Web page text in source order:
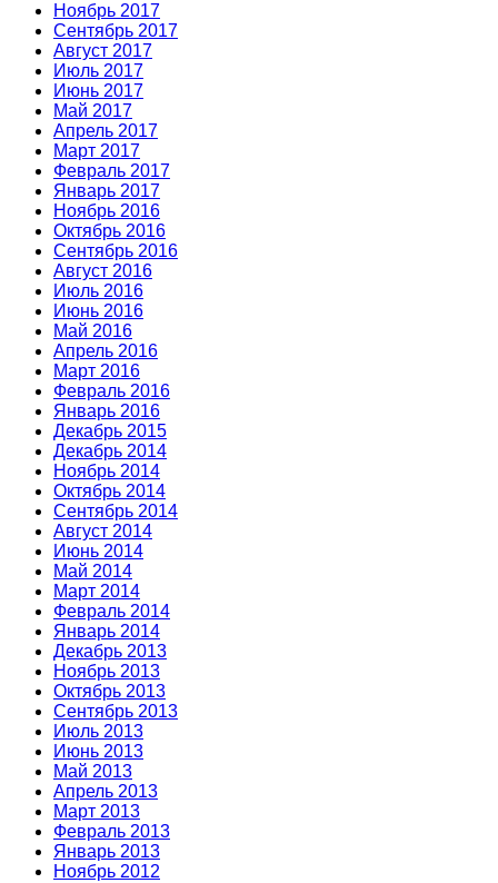
Ноябрь 2017
Сентябрь 2017
Август 2017
Июль 2017
Июнь 2017
Май 2017
Апрель 2017
Март 2017
Февраль 2017
Январь 2017
Ноябрь 2016
Октябрь 2016
Сентябрь 2016
Август 2016
Июль 2016
Июнь 2016
Май 2016
Апрель 2016
Март 2016
Февраль 2016
Январь 2016
Декабрь 2015
Декабрь 2014
Ноябрь 2014
Октябрь 2014
Сентябрь 2014
Август 2014
Июнь 2014
Май 2014
Март 2014
Февраль 2014
Январь 2014
Декабрь 2013
Ноябрь 2013
Октябрь 2013
Сентябрь 2013
Июль 2013
Июнь 2013
Май 2013
Апрель 2013
Март 2013
Февраль 2013
Январь 2013
Ноябрь 2012